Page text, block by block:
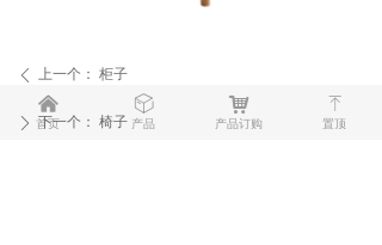
ꄴ 上一个： 柜子
ꄲ 下一个： 椅子
낀
首页
ꁦ
产品
낙
产品订购
ꁸ
置顶